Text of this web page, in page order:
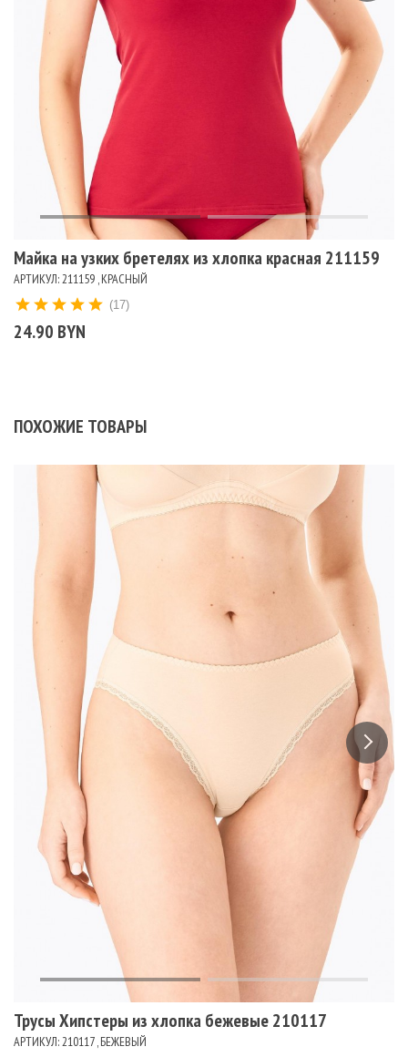
Майка на узких бретелях из хлопка красная 211159
АРТИКУЛ: 211159 , КРАСНЫЙ
24.90 BYN
(17)
ПОХОЖИЕ ТОВАРЫ
Трусы Хипстеры из хлопка бежевые 210117
АРТИКУЛ: 210117 , БЕЖЕВЫЙ